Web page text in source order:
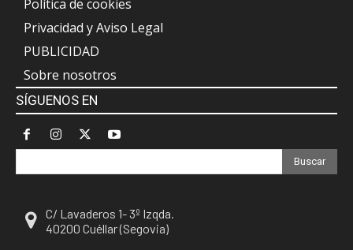
Política de cookies
Privacidad y Aviso Legal
PUBLICIDAD
Sobre nosotros
SÍGUENOS EN
Buscar
C/ Lavaderos 1- 3º Izqda.
40200 Cuéllar (Segovia)